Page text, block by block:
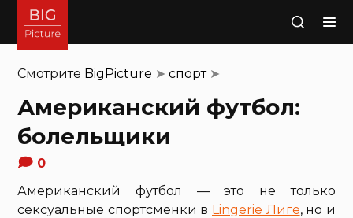
Поиск
Смотрите BigPicture ➤спорт➤
Американский футбол:
болельщики
0
Американский футбол — это не только
сексуальные спортсменки в Lingerie Лиге, но и